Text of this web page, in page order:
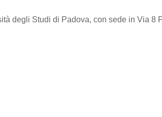
degli Studi di Padova, con sede in Via 8